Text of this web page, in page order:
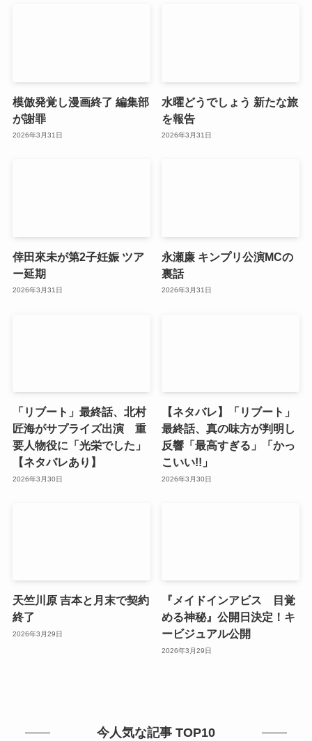
模倣発覚し漫画終了 編集部
が謝罪
2026年3月31日
水曜どうでしょう 新たな旅
を報告
2026年3月31日
倖田來未が第2子妊娠 ツア
ー延期
2026年3月31日
永瀬廉 キンプリ公演MCの
裏話
2026年3月31日
「リブート」最終話、北村
匠海がサプライズ出演 重
要人物役に「光栄でした」
【ネタバレあり】
2026年3月30日
【ネタバレ】「リブート」
最終話、真の味方が判明し
反響「最高すぎる」「かっ
こいい!!」
2026年3月30日
天竺川原 吉本と月末で契約
終了
2026年3月29日
『メイドインアビス 目覚
める神秘』公開日決定！キ
ービジュアル公開
2026年3月29日
今人気な記事 TOP10